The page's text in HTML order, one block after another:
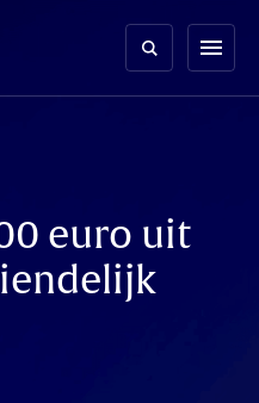
menu
euro uit